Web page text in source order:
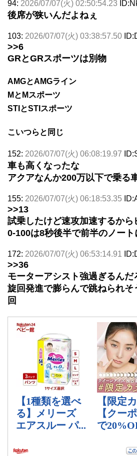
94: 2026/07/07(火) 02:50:54.23
後席が狭いんだよねぇ
103: 2026/07/07(火) 03:38:57.50
>>6
GRとGRスポーツは別物
AMGとAMGライン
MとMスポーツ
STIとSTIスポーツ
こいつらと同じ
152: 2026/07/07(火) 06:08:19.97
車も高くなったな
アクアなんか200万以下で乗る
155: 2026/07/07(火) 06:18:53.35
>>13
試乗したけど速攻加速するから
0-100は8秒後半で前半のノー
172: 2026/07/07(火) 06:53:14.91
>>36
モーターアシスト強過ぎるんだ
旋回発進で膨らんで跳ねられ
回